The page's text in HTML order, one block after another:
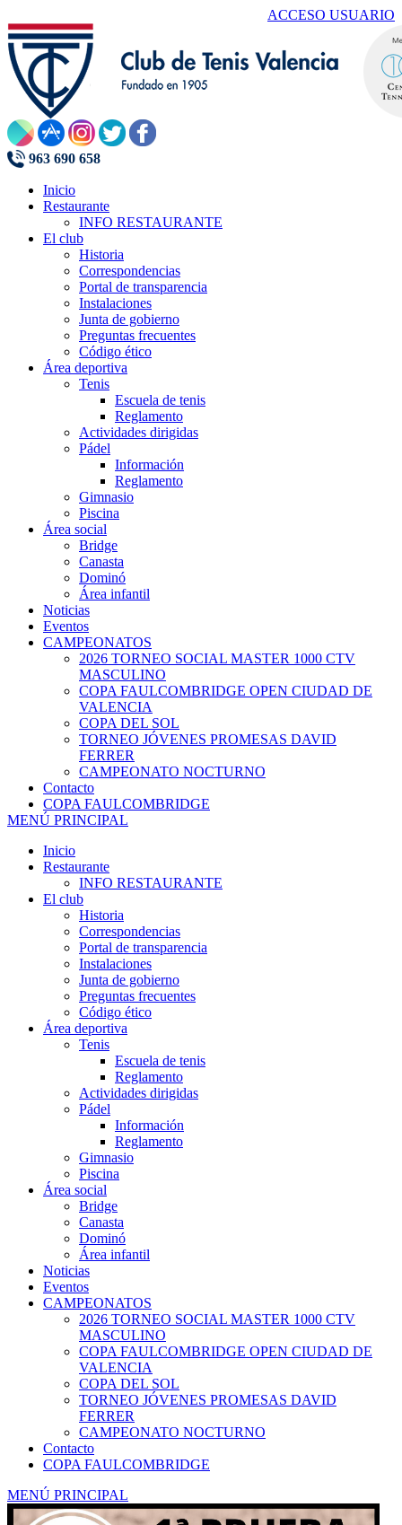
ACCESO USUARIO
963 690 658
Inicio
Restaurante
INFO RESTAURANTE
El club
Historia
Correspondencias
Portal de transparencia
Instalaciones
Junta de gobierno
Preguntas frecuentes
Código ético
Área deportiva
Tenis
Escuela de tenis
Reglamento
Actividades dirigidas
Pádel
Información
Reglamento
Gimnasio
Piscina
Área social
Bridge
Canasta
Dominó
Área infantil
Noticias
Eventos
CAMPEONATOS
2026 TORNEO SOCIAL MASTER 1000 CTV
MASCULINO
COPA FAULCOMBRIDGE OPEN CIUDAD DE
VALENCIA
COPA DEL SOL
TORNEO JÓVENES PROMESAS DAVID
FERRER
CAMPEONATO NOCTURNO
Contacto
COPA FAULCOMBRIDGE
MENÚ PRINCIPAL
Inicio
Restaurante
INFO RESTAURANTE
El club
Historia
Correspondencias
Portal de transparencia
Instalaciones
Junta de gobierno
Preguntas frecuentes
Código ético
Área deportiva
Tenis
Escuela de tenis
Reglamento
Actividades dirigidas
Pádel
Información
Reglamento
Gimnasio
Piscina
Área social
Bridge
Canasta
Dominó
Área infantil
Noticias
Eventos
CAMPEONATOS
2026 TORNEO SOCIAL MASTER 1000 CTV
MASCULINO
COPA FAULCOMBRIDGE OPEN CIUDAD DE
VALENCIA
COPA DEL SOL
TORNEO JÓVENES PROMESAS DAVID
FERRER
CAMPEONATO NOCTURNO
Contacto
COPA FAULCOMBRIDGE
MENÚ PRINCIPAL